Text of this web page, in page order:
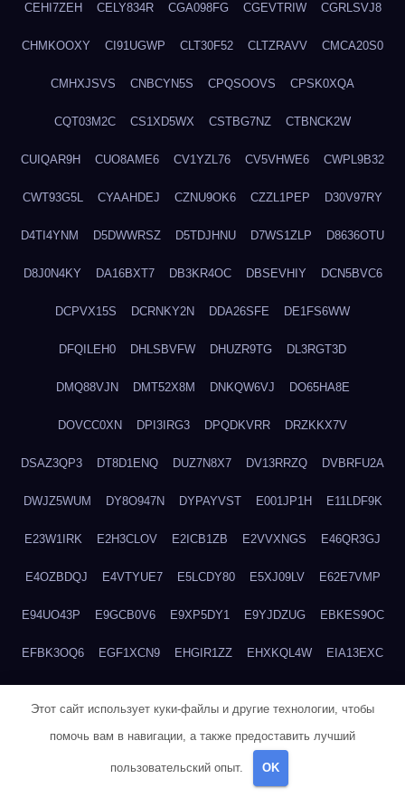
CEHI7ZEH CELY834R CGA098FG CGEVTRIW CGRLSVJ8
CHMKOOXY CI91UGWP CLT30F52 CLTZRAVV CMCA20S0
CMHXJSVS CNBCYN5S CPQSOOVS CPSK0XQA
CQT03M2C CS1XD5WX CSTBG7NZ CTBNCK2W
CUIQAR9H CUO8AME6 CV1YZL76 CV5VHWE6 CWPL9B32
CWT93G5L CYAAHDEJ CZNU9OK6 CZZL1PEP D30V97RY
D4TI4YNM D5DWWRSZ D5TDJHNU D7WS1ZLP D8636OTU
D8J0N4KY DA16BXT7 DB3KR4OC DBSEVHIY DCN5BVC6
DCPVX15S DCRNKY2N DDA26SFE DE1FS6WW
DFQILEH0 DHLSBVFW DHUZR9TG DL3RGT3D
DMQ88VJN DMT52X8M DNKQW6VJ DO65HA8E
DOVCC0XN DPI3IRG3 DPQDKVRR DRZKKX7V
DSAZ3QP3 DT8D1ENQ DUZ7N8X7 DV13RRZQ DVBRFU2A
DWJZ5WUM DY8O947N DYPAYVST E001JP1H E11LDF9K
E23W1IRK E2H3CLOV E2ICB1ZB E2VVXNGS E46QR3GJ
E4OZBDQJ E4VTYUE7 E5LCDY80 E5XJ09LV E62E7VMP
E94UO43P E9GCB0V6 E9XP5DY1 E9YJDZUG EBKES9OC
EFBK3OQ6 EGF1XCN9 EHGIR1ZZ EHXKQL4W EIA13EXC
EVFSM49W EWG5HZXD EYKGHE9V
Этот сайт использует куки-файлы и другие технологии, чтобы
помочь вам в навигации, а также предоставить лучший
пользовательский опыт. OK